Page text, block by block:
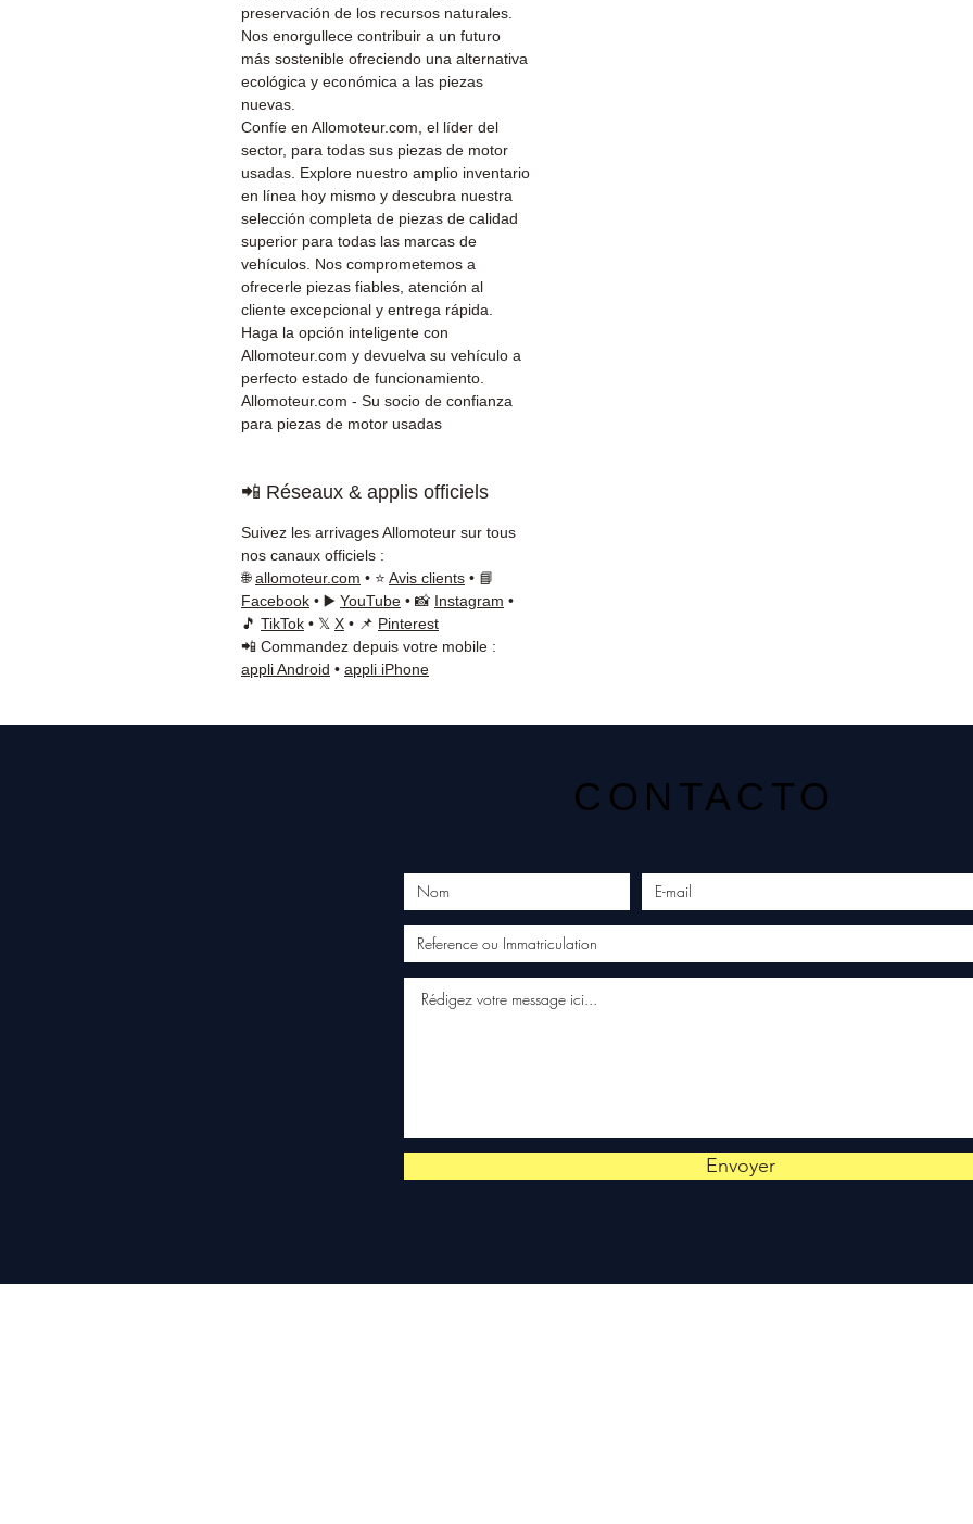
preservación de los recursos naturales.
Nos enorgullece contribuir a un futuro
más sostenible ofreciendo una alternativa
ecológica y económica a las piezas
nuevas.
Confíe en Allomoteur.com, el líder del
sector, para todas sus piezas de motor
usadas. Explore nuestro amplio inventario
en línea hoy mismo y descubra nuestra
selección completa de piezas de calidad
superior para todas las marcas de
vehículos. Nos comprometemos a
ofrecerle piezas fiables, atención al
cliente excepcional y entrega rápida.
Haga la opción inteligente con
Allomoteur.com y devuelva su vehículo a
perfecto estado de funcionamiento.
Allomoteur.com - Su socio de confianza
para piezas de motor usadas
📲 Réseaux & applis officiels
Suivez les arrivages Allomoteur sur tous
nos canaux officiels :
🌐allomoteur.com • ⭐ Avis clients • 📘
Facebook • ▶️ YouTube • 📸 Instagram •
🎵 TikTok • 𝕏 X • 📌 Pinterest
📲 Commandez depuis votre mobile :
appli Android • appli iPhone
CONTACTO
Envoyer